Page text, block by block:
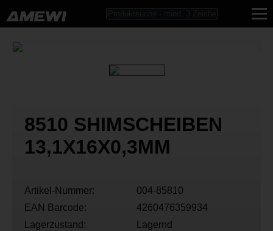
8510 SHIMSCHEIBEN
13,1X16X0,3MM
Artikel-Nummer:
004-85810
EAN Barcode:
4260476359934
Lagerzustand:
Lagernd